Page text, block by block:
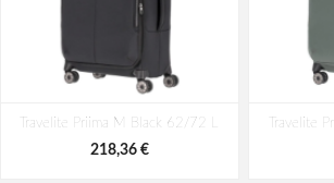
Travelite Priima M Black 62/72 L
218,36 €
Travelite